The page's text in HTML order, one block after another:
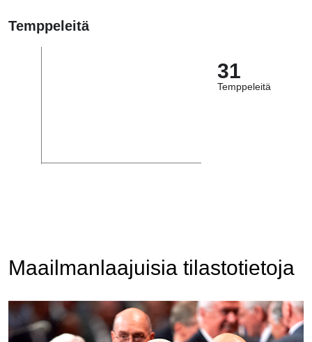
Temppeleitä
31
Temppeleitä
Maailmanlaajuisia tilastotietoja